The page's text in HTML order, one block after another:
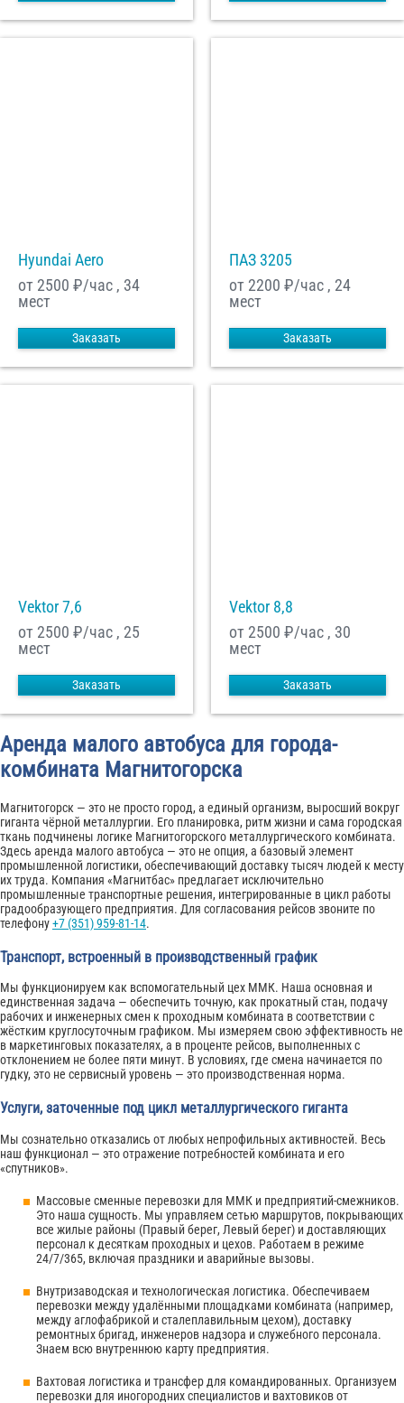
Hyundai Aero
от 2500 ₽/час , 34
мест
Заказать
ПАЗ 3205
от 2200 ₽/час , 24
мест
Заказать
Vektor 7,6
от 2500 ₽/час , 25
мест
Заказать
Vektor 8,8
от 2500 ₽/час , 30
мест
Заказать
Аренда малого автобуса для города-
комбината Магнитогорска
Магнитогорск — это не просто город, а единый организм, выросший вокруг
гиганта чёрной металлургии. Его планировка, ритм жизни и сама городская
ткань подчинены логике Магнитогорского металлургического комбината.
Здесь аренда малого автобуса — это не опция, а базовый элемент
промышленной логистики, обеспечивающий доставку тысяч людей к месту
их труда. Компания «Магнитбас» предлагает исключительно
промышленные транспортные решения, интегрированные в цикл работы
градообразующего предприятия. Для согласования рейсов звоните по
телефону+7 (351) 959-81-14.
Транспорт, встроенный в производственный график
Мы функционируем как вспомогательный цех ММК. Наша основная и
единственная задача — обеспечить точную, как прокатный стан, подачу
рабочих и инженерных смен к проходным комбината в соответствии с
жёстким круглосуточным графиком. Мы измеряем свою эффективность не
в маркетинговых показателях, а в проценте рейсов, выполненных с
отклонением не более пяти минут. В условиях, где смена начинается по
гудку, это не сервисный уровень — это производственная норма.
Услуги, заточенные под цикл металлургического гиганта
Мы сознательно отказались от любых непрофильных активностей. Весь
наш функционал — это отражение потребностей комбината и его
«спутников».
Массовые сменные перевозки для ММК и предприятий-смежников.
Это наша сущность. Мы управляем сетью маршрутов, покрывающих
все жилые районы (Правый берег, Левый берег) и доставляющих
персонал к десяткам проходных и цехов. Работаем в режиме
24/7/365, включая праздники и аварийные вызовы.
Внутризаводская и технологическая логистика. Обеспечиваем
перевозки между удалёнными площадками комбината (например,
между аглофабрикой и сталеплавильным цехом), доставку
ремонтных бригад, инженеров надзора и служебного персонала.
Знаем всю внутреннюю карту предприятия.
Вахтовая логистика и трансфер для командированных. Организуем
перевозки для иногородних специалистов и вахтовиков от